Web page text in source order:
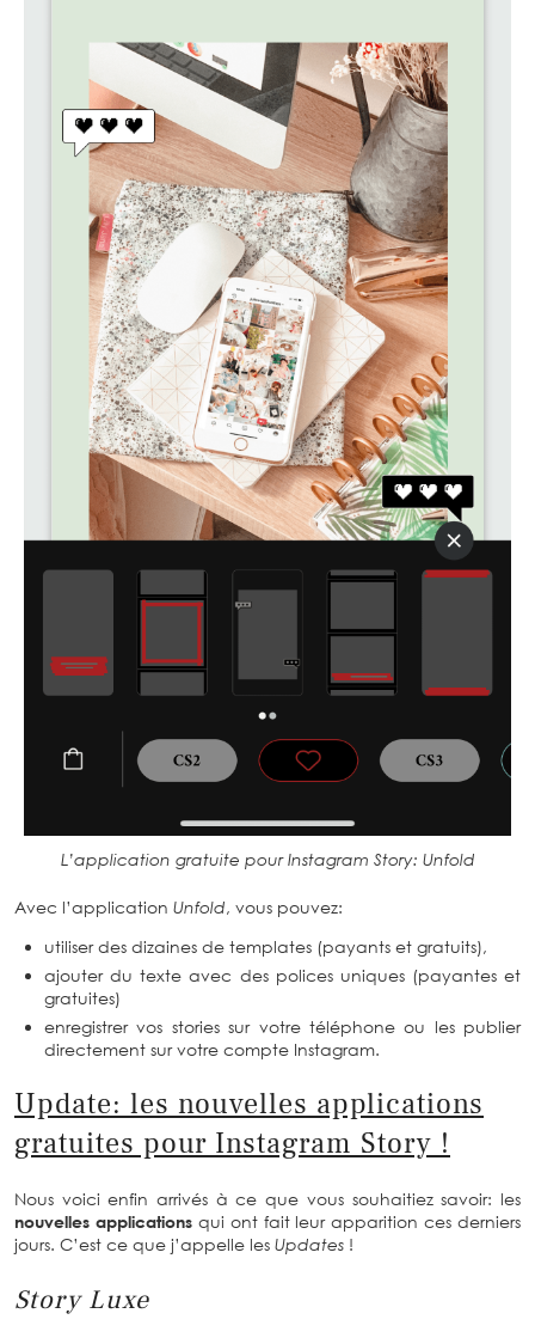
L’application gratuite pour Instagram Story: Unfold
Avec l’application Unfold, vous pouvez:
utiliser des dizaines de templates (payants et gratuits),
ajouter du texte avec des polices uniques (payantes et
gratuites)
enregistrer vos stories sur votre téléphone ou les publier
directement sur votre compte Instagram.
Update: les nouvelles applications
gratuites pour Instagram Story !
Nous voici enfin arrivés à ce que vous souhaitiez savoir: les
nouvelles applicationsqui ont fait leur apparition ces derniers
jours. C’est ce que j’appelle les Updates !
Story Luxe